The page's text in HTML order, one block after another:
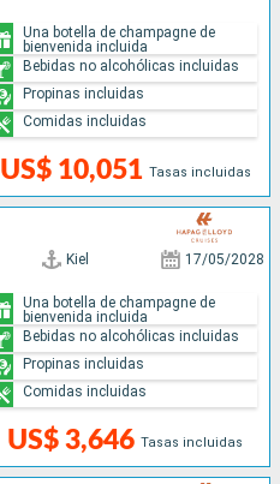
US$ 10,051 Tasas incluidas
Una botella de champagne de
bienvenida incluida
Bebidas no alcohólicas incluidas
Propinas incluidas
Comidas incluidas
Kiel 17/05/2028
US$ 3,646 Tasas incluidas
Una botella de champagne de
bienvenida incluida
Bebidas no alcohólicas incluidas
Propinas incluidas
Comidas incluidas